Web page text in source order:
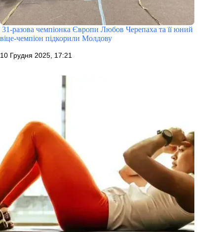
31-разова чемпіонка Європи Любов Черепаха та її юний
віце-чемпіон підкорили Молдову
10 Грудня 2025, 17:21